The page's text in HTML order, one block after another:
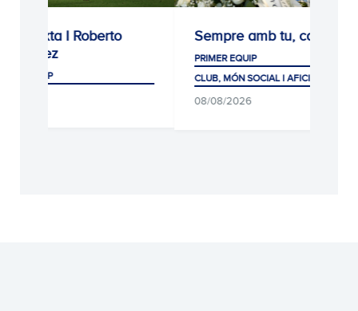
I Roberto
Sempre amb tu, capità!
PRIMER EQUIP
CLUB, MÓN SOCIAL I AFICIÓ
08/08/2026